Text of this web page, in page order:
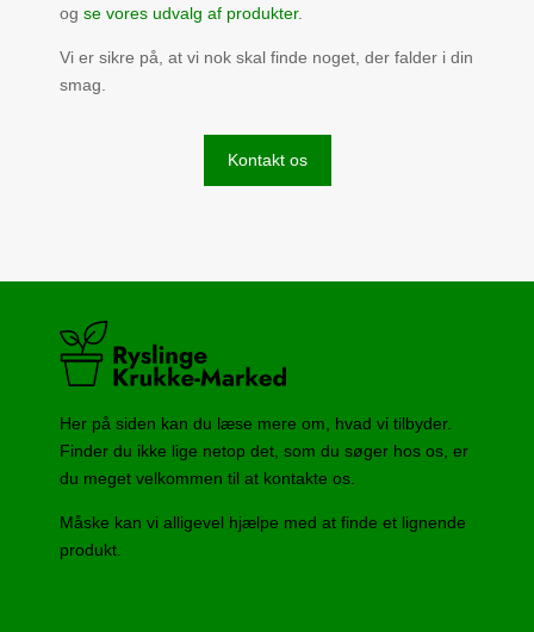
og se vores udvalg af produkter.
Vi er sikre på, at vi nok skal finde noget, der falder i din
smag.
Kontakt os
Her på siden kan du læse mere om, hvad vi tilbyder.
Finder du ikke lige netop det, som du søger hos os, er
du meget velkommen til at kontakte os.
Måske kan vi alligevel hjælpe med at finde et lignende
produkt.